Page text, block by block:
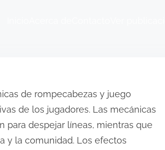
de rompecabezas y juego
de los jugadores. Las mecánicas
despejar líneas, mientras que
y la comunidad. Los efectos